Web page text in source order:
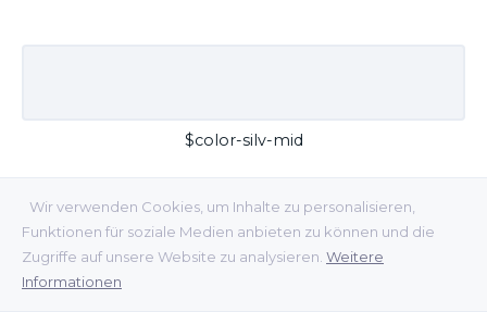
Wir verwenden Cookies, um Inhalte zu personalisieren,
Funktionen für soziale Medien anbieten zu können und die
Zugriffe auf unsere Website zu analysieren. Weitere
Informationen
$color-silv-mid